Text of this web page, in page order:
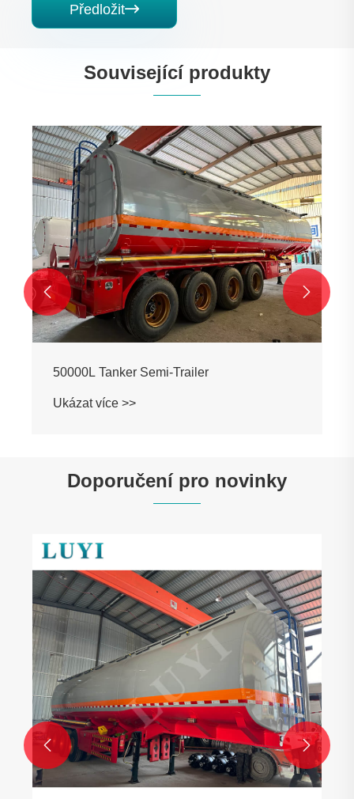
Předložit
Související produkty
3-nápravový cementový tanker
Ukázat více >>
 
Doporučení pro novinky
3nápravové kůlové návěsy dodávané do
Uzbekistánu
Ukázat více >>
 